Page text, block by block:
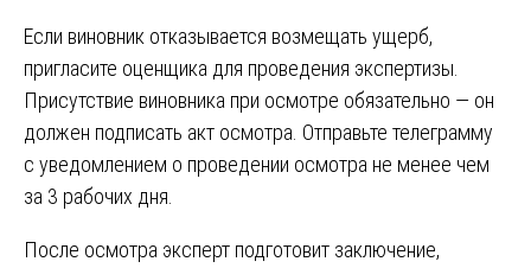
Если виновник отказывается возмещать ущерб,
пригласите оценщика для проведения экспертизы.
Присутствие виновника при осмотре обязательно — он
должен подписать акт осмотра. Отправьте телеграмму
с уведомлением о проведении осмотра не менее чем
за 3 рабочих дня.
После осмотра эксперт подготовит заключение,